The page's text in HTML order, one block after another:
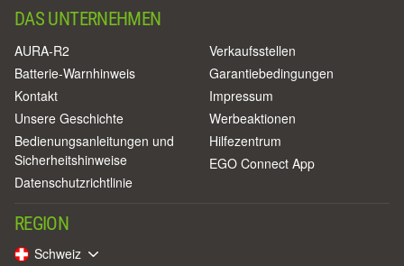
DAS UNTERNEHMEN
AURA-R2
Batterie-Warnhinweis
Kontakt
Unsere Geschichte
Bedienungsanleitungen und
Sicherheitshinweise
Datenschutzrichtlinie
Verkaufsstellen
Garantiebedingungen
Impressum
Werbeaktionen
Hilfezentrum
EGO Connect App
REGION
Schweiz